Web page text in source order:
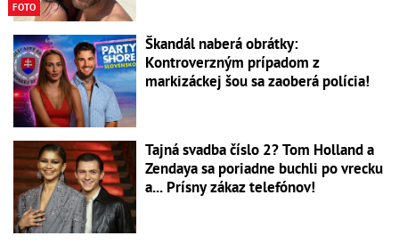
FOTO
Škandál naberá obrátky:
Kontroverzným prípadom z
markizáckej šou sa zaoberá polícia!
Tajná svadba číslo 2? Tom Holland a
Zendaya sa poriadne buchli po vrecku
a... Prísny zákaz telefónov!